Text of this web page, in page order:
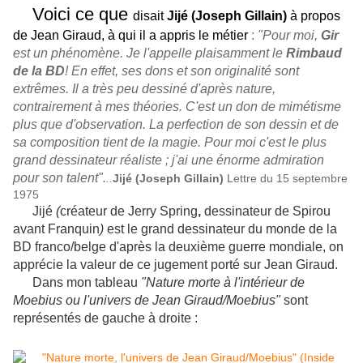
Voici ce que disaitJijé (Joseph Gillain) à propos
de Jean Giraud, à qui il a appris le métier : "Pour moi, Gir
est un phénomène. Je l'appelle plaisamment le Rimbaud
de la BD! En effet, ses dons et son originalité sont
extrêmes. Il a très peu dessiné d'après nature,
contrairement à mes théories. C'est un don de mimétisme
plus que d'observation. La perfection de son dessin et de
sa composition tient de la magie. Pour moi c'est le plus
grand dessinateur réaliste ; j'ai une énorme admiration
pour son talent". Jijé (Joseph Gillain) Lettre du 15 septembre
1975
Jijé (créateur de Jerry Spring, dessinateur de Spirou
avant Franquin) est le grand dessinateur du monde de la
BD franco/belge d'après la deuxième guerre mondiale, on
apprécie la valeur de ce jugement porté sur Jean Giraud.
Dans mon tableau "Nature morte à l'intérieur de
Moebius ou l'univers de Jean Giraud/Moebius"sont
représentés de gauche à droite :